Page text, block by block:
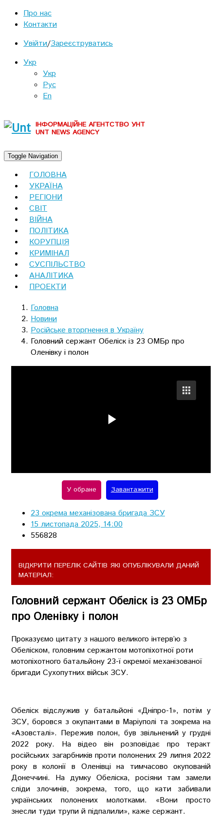
Про нас
Контакти
Увійти/Зареєструватись
Укр
Укр
Рус
En
ІНФОРМАЦІЙНЕ АГЕНТСТВО УНТ
UNT NEWS AGENCY
Toggle Navigation
ГОЛОВНА
УКРАЇНА
РЕГІОНИ
СВІТ
ВІЙНА
ПОЛІТИКА
КОРУПЦІЯ
КРИМІНАЛ
СУСПІЛЬСТВО
АНАЛІТИКА
ПРОЕКТИ
Головна
Новини
Російське вторгнення в Україну
Головний сержант Обеліск із 23 ОМБр про
Оленівку і полон
Video
У обране Завантажити
23 окрема механізована бригада ЗСУ
15 листопада 2025, 14:00
556828
ВІДКРИТИ ПЕРЕЛІК САЙТІВ ЯКІ ОПУБЛІКУВАЛИ ДАНИЙ
МАТЕРІАЛ:
Головний сержант Обеліск із 23 ОМБр
про Оленівку і полон
Проказуємо цитату з нашого великого інтерв’ю з
Обеліском, головним сержантом мотопіхотної роти
мотопіхотного батальйону 23-ї окремої механізованої
бригади Сухопутних військ ЗСУ.
Обеліск відслужив у батальйоні «Дніпро-1», потім у
ЗСУ, боровся з окупантами в Маріуполі та зокрема на
«Азовсталі». Пережив полон, був звільнений у грудні
2022 року. На відео він розповідає про теракт
російських загарбників проти полонених 29 липня 2022
року в колонії в Оленівці на тимчасово окупованій
Донеччині. На думку Обеліска, росіяни там замели
сліди злочинів, зокрема, того, що кати забивали
українських полонених молотками. «Вони просто
знесли туди трупи й підпалили», каже сержант.